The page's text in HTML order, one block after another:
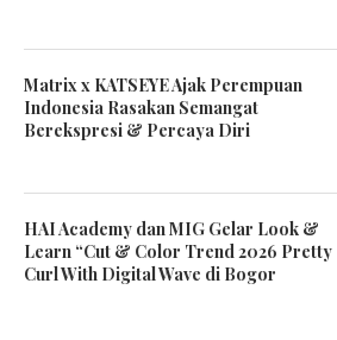
Matrix x KATSEYE Ajak Perempuan
Indonesia Rasakan Semangat
Berekspresi & Percaya Diri
HAI Academy dan MIG Gelar Look &
Learn “Cut & Color Trend 2026 Pretty
Curl With Digital Wave di Bogor